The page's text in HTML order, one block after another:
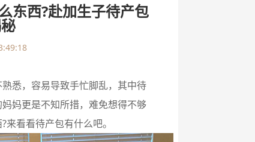
东西?赴加生子待产包
悉，容易导致手忙脚乱，其中待
妈更是不知所措，难免想得不够
看看待产包有什么吧。